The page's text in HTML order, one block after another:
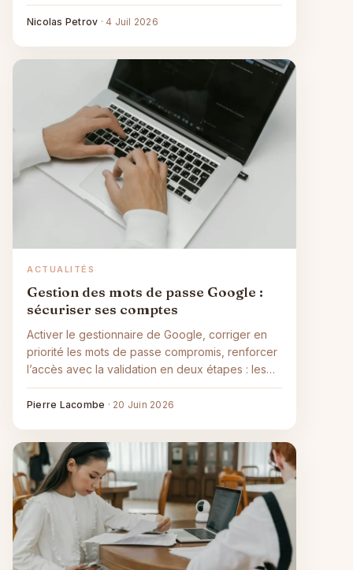
Nicolas Petrov · 4 Juil 2026
ACTUALITÉS
Gestion des mots de passe Google :
sécuriser ses comptes
Activer le gestionnaire de Google, corriger en
priorité les mots de passe compromis, renforcer
l’accès avec la validation en deux étapes : les
gestes concrets pour sécuriser ses comptes.
Pierre Lacombe · 20 Juin 2026